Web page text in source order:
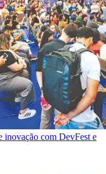
inovação com DevFest e